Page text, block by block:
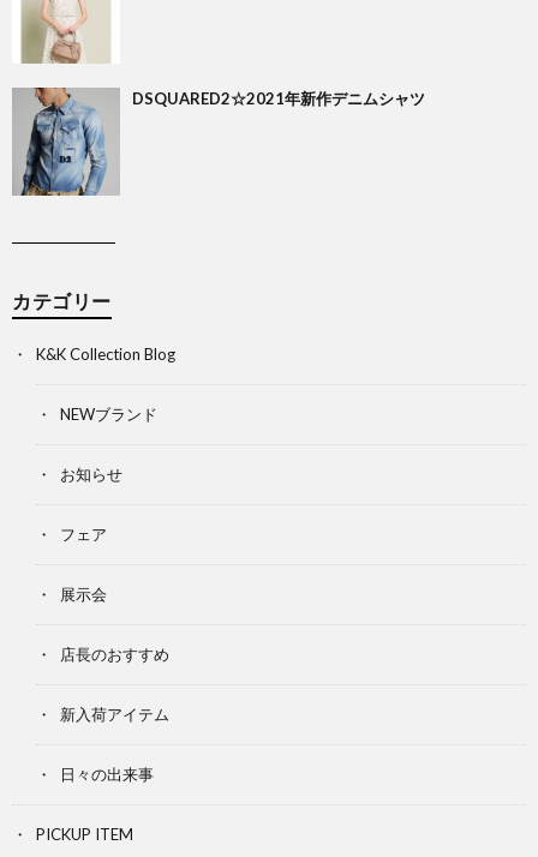
DSQUARED2☆2021年新作デニムシャツ
カテゴリー
K&K Collection Blog
NEWブランド
お知らせ
フェア
展示会
店長のおすすめ
新入荷アイテム
日々の出来事
PICKUP ITEM